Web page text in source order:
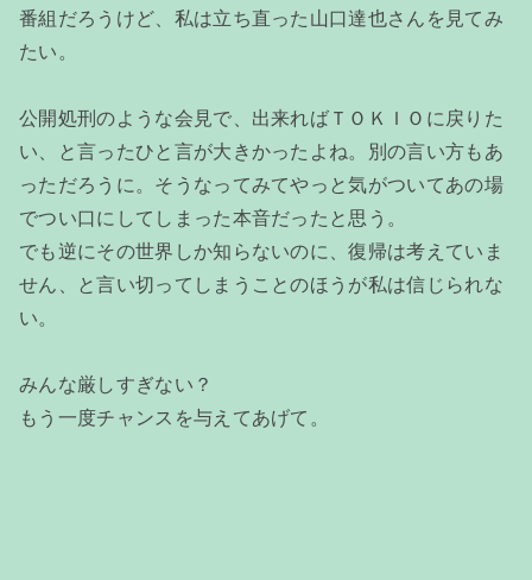
番組だろうけど、私は立ち直った山口達也さんを見てみ
たい。
公開処刑のような会見で、出来ればＴＯＫＩＯに戻りた
い、と言ったひと言が大きかったよね。別の言い方もあ
っただろうに。そうなってみてやっと気がついてあの場
でつい口にしてしまった本音だったと思う。
でも逆にその世界しか知らないのに、復帰は考えていま
せん、と言い切ってしまうことのほうが私は信じられな
い。
みんな厳しすぎない？
もう一度チャンスを与えてあげて。